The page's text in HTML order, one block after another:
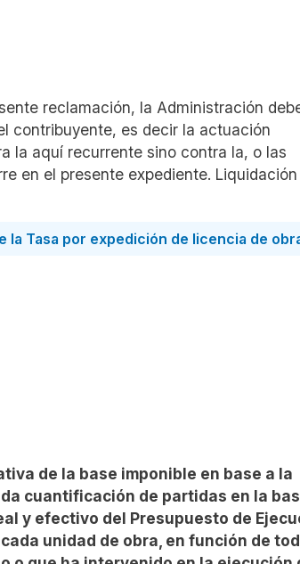
reclamación, la Administración
contribuyente, es decir la actuación
la aquí recurrente sino contra la, o las
en el presente expediente. Liquidación
Tasa por expedición de licencia de
de la base imponible en base a la
cuantificación de partidas en la
y efectivo del Presupuesto de
unidad de obra, en función de